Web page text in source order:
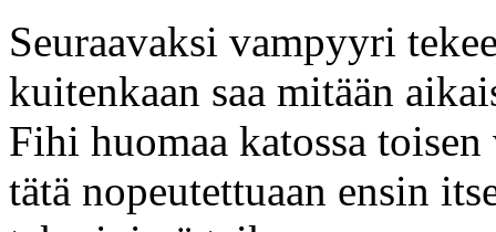
Seuraavaksi vampyyri
kuitenkaan saa mitään
Fihi huomaa katossa
tätä nopeutettuaan ensin